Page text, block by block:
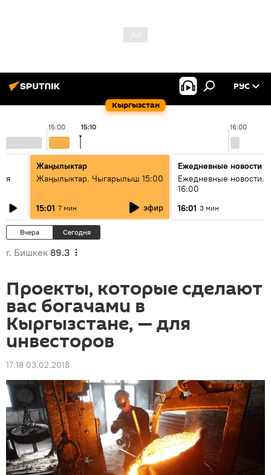
Кыргызстан
РУС
15:00 16:00
15:10
Жаңылыктар
Жаңылыктар. Чыгарылыш 15:00
15:01 7 мин эфир
Ежедневные новости
Ежедневные новости.
16:00
16:01 3 мин
Вчера Сегодня
г. Бишкек 89.3
Проекты, которые сделают
вас богачами в
Кыргызстане, — для
инвесторов
17:18 03.02.2018